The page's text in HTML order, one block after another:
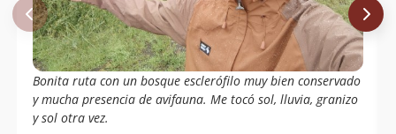
Bonita ruta con un bosque esclerófilo muy bien conservado
y mucha presencia de avifauna. Me tocó sol, lluvia, granizo
y sol otra vez.